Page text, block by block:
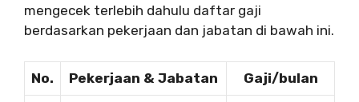
mengecek terlebih dahulu daftar gaji
berdasarkan pekerjaan dan jabatan di bawah ini.
No. Pekerjaan & Jabatan Gaji/bulan